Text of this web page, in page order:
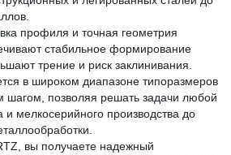
профиля и точная геометрия
стабильное формирование
трение и риск заклинивания.
в широком диапазоне типоразмеров
шагом, позволяя решать задачи любой
и мелкосерийного производства до
вы получаете надежный